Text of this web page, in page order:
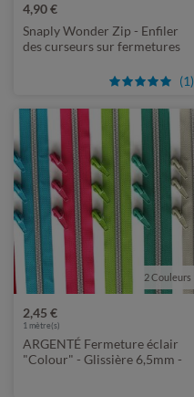
4,90 €
(1)
Snaply Wonder Zip - Enfiler
des curseurs sur fermetures
2 Couleurs
2,45 €
1 mètre(s)
ARGENTÉ Fermeture éclair
"Colour" - Glissière 6,5mm -